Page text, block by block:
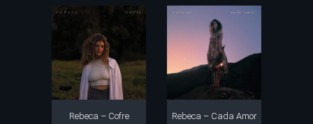
Rebeca – Cofre Rebeca – Cada Amor